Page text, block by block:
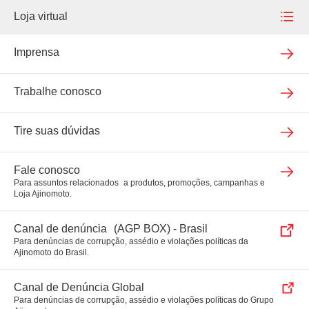
Food Ingredients
Suplementos
Seja um fornecedor
Venda nossos produtos
Loja virtual
Loja virtual
Meu pedido
Imprensa
Trabalhe conosco
Tire suas dúvidas
Fale conosco
Para assuntos relacionados a produtos, promoções, campanhas e
Loja Ajinomoto.
Canal de denúncia (AGP BOX) - Brasil
Para denúncias de corrupção, assédio e violações políticas da
Ajinomoto do Brasil.
Canal de Denúncia Global
Para denúncias de corrupção, assédio e violações políticas do Grupo